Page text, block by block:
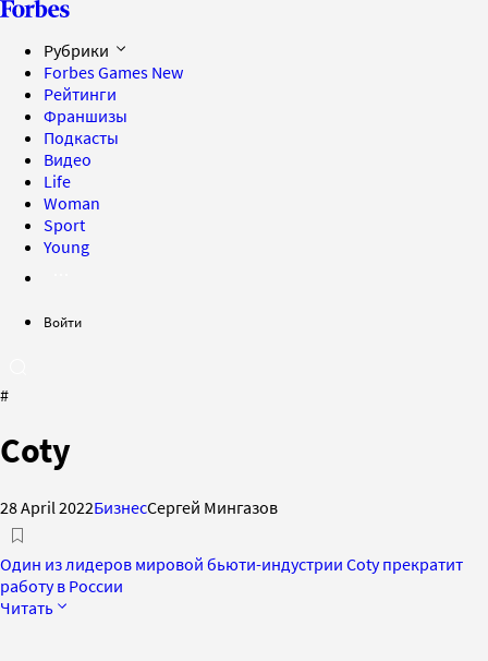
Рубрики
Forbes Games New
Рейтинги
Франшизы
Подкасты
Видео
Life
Woman
Sport
Young
Войти
#
Coty
28 April 2022БизнесСергей Мингазов
Один из лидеров мировой бьюти-индустрии Coty прекратит
работу в России
Читать